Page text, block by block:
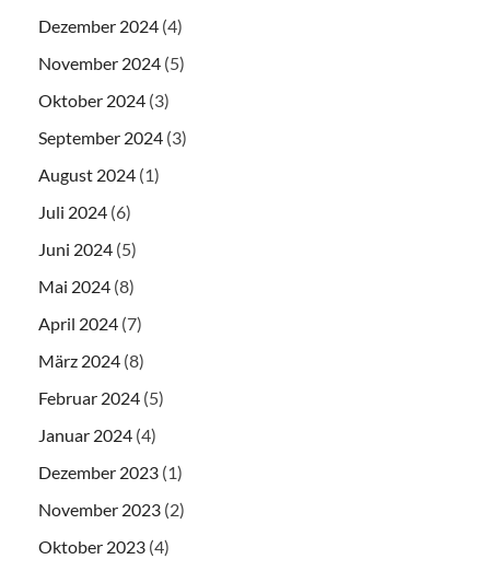
Dezember 2024 (4)
November 2024 (5)
Oktober 2024 (3)
September 2024 (3)
August 2024 (1)
Juli 2024 (6)
Juni 2024 (5)
Mai 2024 (8)
April 2024 (7)
März 2024 (8)
Februar 2024 (5)
Januar 2024 (4)
Dezember 2023 (1)
November 2023 (2)
Oktober 2023 (4)